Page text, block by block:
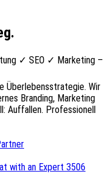
Überlebensstrategie. Wir
Branding, Marketing
Auffallen. Professionell
with an Expert 3506